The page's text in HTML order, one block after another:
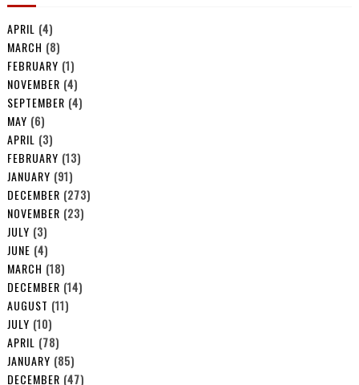
APRIL (4)
MARCH (8)
FEBRUARY (1)
NOVEMBER (4)
SEPTEMBER (4)
MAY (6)
APRIL (3)
FEBRUARY (13)
JANUARY (91)
DECEMBER (273)
NOVEMBER (23)
JULY (3)
JUNE (4)
MARCH (18)
DECEMBER (14)
AUGUST (11)
JULY (10)
APRIL (78)
JANUARY (85)
DECEMBER (47)